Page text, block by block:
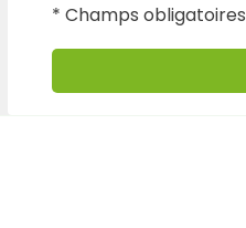
* Champs obligatoires